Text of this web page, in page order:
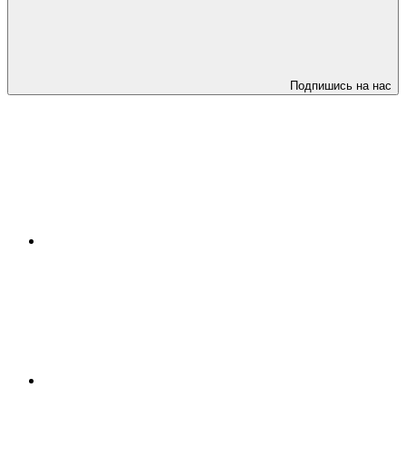
Подпишись на нас